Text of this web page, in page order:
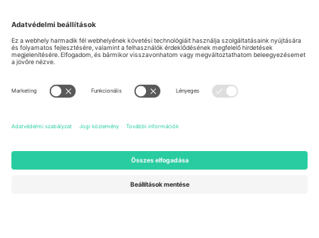
Germany
Unter den Linden 24, 10117
Berlin, Germany
United Kingdom
167 City Road, London, Greater
Newark, Delaware 19713, United
States
Engelberg, Switzerland